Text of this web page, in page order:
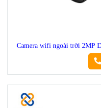
Camera wifi ngoài trời 2MP